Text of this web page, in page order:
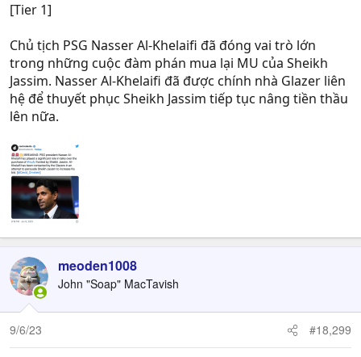
[Tier 1]
Chủ tịch PSG Nasser Al-Khelaifi đã đóng vai trò lớn
trong những cuộc đàm phán mua lại MU của Sheikh
Jassim. Nasser Al-Khelaifi đã được chính nhà Glazer liên
hệ để thuyết phục Sheikh Jassim tiếp tục nâng tiền thầu
lên nữa.
meoden1008
John "Soap" MacTavish
9/6/23 #18,299